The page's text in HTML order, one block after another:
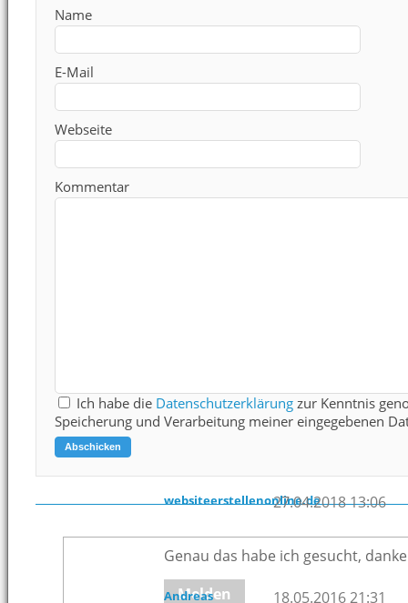
Name
E-Mail
Webseite
Kommentar
Ich habe die Datenschutzerklärung zur Kenntnis
Speicherung und Verarbeitung meiner eingegebenen
websiteerstellenonline.de27.04.2018 13:06
Genau das habe ich gesucht, danke
Melden
Andreas 18.05.2016 21:31